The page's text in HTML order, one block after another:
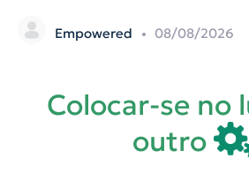
Empowered 08/08/2026
Colocar-se no
outro